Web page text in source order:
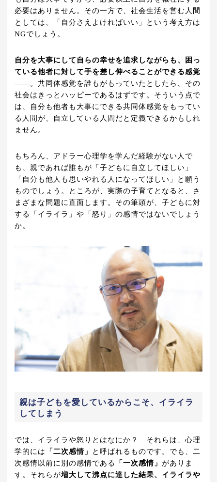
必要はありません。その一方で、社会生活を営む人間
としては、「自分さえよければいい」という考え方は
NGでしょう。
自分を大事にして自らの幸せを追求しながらも、困っ
ている他者に対して手を差し伸べることができる感覚
――。共同体感覚を誰もがもっていたとしたら、その
社会はきっとハッピーであるはずです。そういう点で
は、自分も他者も大事にできる共同体感覚をもってい
る人間が、自立している人間だと定義できるかもしれ
ません。
もちろん、アドラー心理学を学んだ経験がない人で
も、親であれば誰もが「子どもに自立してほしい」
「自分も他人も思いやれる人になってほしい」と願う
ものでしょう。ところが、実際の子育てとなると、さ
まざまな問題に直面します。その筆頭が、子どもに対
する「イライラ」や「怒り」の感情ではないでしょう
か。
親は子どもを愛しているからこそ、イライラ
してしまう
では、イライラや怒りとはなにか？ それらは、心理
学的には
「二次感情」
と呼ばれるものです。でも、二
次感情以前に別の感情である
「一次感情」 がありま
す。それらが増大して沸点に達した結果、イライラや